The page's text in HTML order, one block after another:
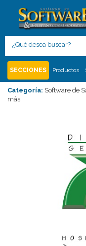
Con
SECCIONES Productos
Categoría: Software de
más